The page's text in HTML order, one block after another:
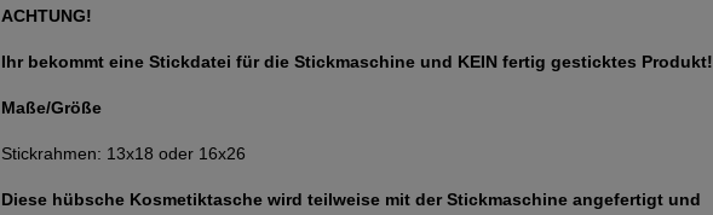
ACHTUNG!
Ihr bekommt eine Stickdatei für die Stickmaschine und KEIN fertig gesticktes Produkt!
Maße/Größe
Stickrahmen: 13x18 oder 16x26
Diese hübsche Kosmetiktasche wird teilweise mit der Stickmaschine angefertigt und